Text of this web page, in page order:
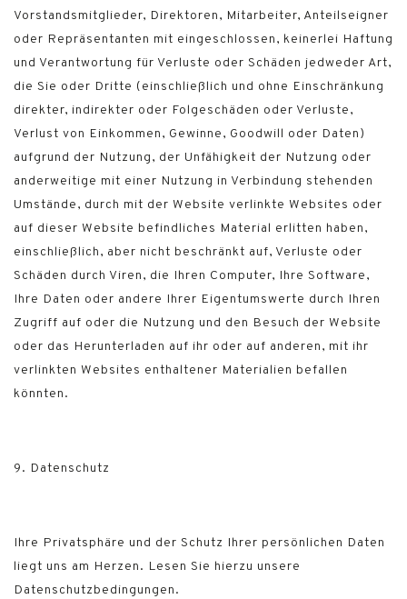
Vorstandsmitglieder, Direktoren, Mitarbeiter, Anteilseigner
oder Repräsentanten mit eingeschlossen, keinerlei Haftung
und Verantwortung für Verluste oder Schäden jedweder Art,
die Sie oder Dritte (einschließlich und ohne Einschränkung
direkter, indirekter oder Folgeschäden oder Verluste,
Verlust von Einkommen, Gewinne, Goodwill oder Daten)
aufgrund der Nutzung, der Unfähigkeit der Nutzung oder
anderweitige mit einer Nutzung in Verbindung stehenden
Umstände, durch mit der Website verlinkte Websites oder
auf dieser Website befindliches Material erlitten haben,
einschließlich, aber nicht beschränkt auf, Verluste oder
Schäden durch Viren, die Ihren Computer, Ihre Software,
Ihre Daten oder andere Ihrer Eigentumswerte durch Ihren
Zugriff auf oder die Nutzung und den Besuch der Website
oder das Herunterladen auf ihr oder auf anderen, mit ihr
verlinkten Websites enthaltener Materialien befallen
könnten.
9. Datenschutz
Ihre Privatsphäre und der Schutz Ihrer persönlichen Daten
liegt uns am Herzen. Lesen Sie hierzu unsere
Datenschutzbedingungen.